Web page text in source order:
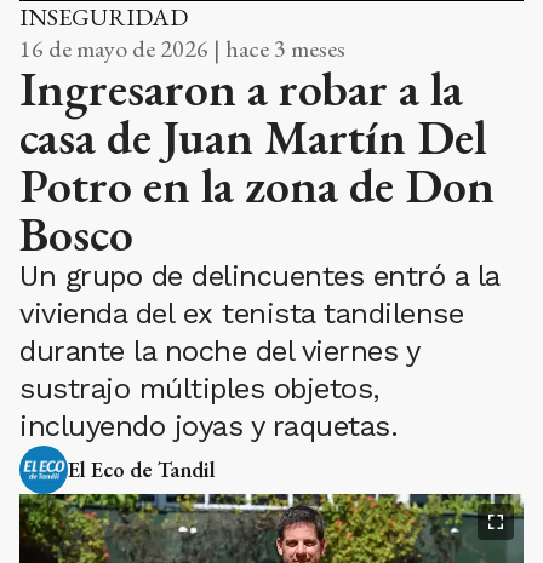
INSEGURIDAD
16 de mayo de 2026 | hace 3 meses
Ingresaron a robar a la
casa de Juan Martín Del
Potro en la zona de Don
Bosco
Un grupo de delincuentes entró a la
vivienda del ex tenista tandilense
durante la noche del viernes y
sustrajo múltiples objetos,
incluyendo joyas y raquetas.
El Eco de Tandil